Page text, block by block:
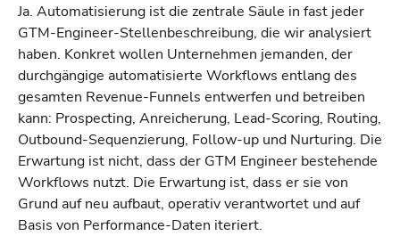
Ja. Automatisierung ist die zentrale Säule in fast jeder
GTM-Engineer-Stellenbeschreibung, die wir analysiert
haben. Konkret wollen Unternehmen jemanden, der
durchgängige automatisierte Workflows entlang des
gesamten Revenue-Funnels entwerfen und betreiben
kann: Prospecting, Anreicherung, Lead-Scoring, Routing,
Outbound-Sequenzierung, Follow-up und Nurturing. Die
Erwartung ist nicht, dass der GTM Engineer bestehende
Workflows nutzt. Die Erwartung ist, dass er sie von
Grund auf neu aufbaut, operativ verantwortet und auf
Basis von Performance-Daten iteriert.